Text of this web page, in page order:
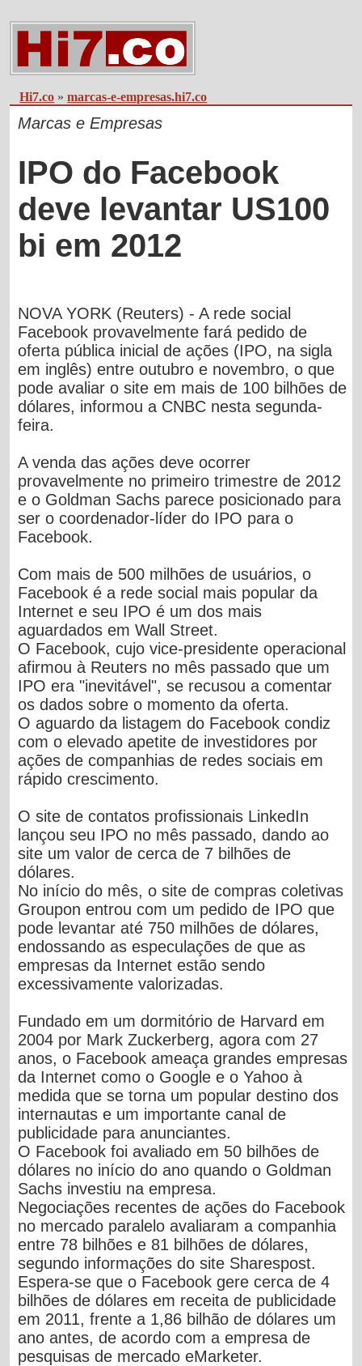
Hi7.co »marcas-e-empresas.hi7.co
Marcas e Empresas
IPO do Facebook
deve levantar US100
bi em 2012
NOVA YORK (Reuters) - A rede social
Facebook provavelmente fará pedido de
oferta pública inicial de ações (IPO, na sigla
em inglês) entre outubro e novembro, o que
pode avaliar o site em mais de 100 bilhões de
dólares, informou a CNBC nesta segunda-
feira.
A venda das ações deve ocorrer
provavelmente no primeiro trimestre de 2012
e o Goldman Sachs parece posicionado para
ser o coordenador-líder do IPO para o
Facebook.
Com mais de 500 milhões de usuários, o
Facebook é a rede social mais popular da
Internet e seu IPO é um dos mais
aguardados em Wall Street.
O Facebook, cujo vice-presidente operacional
afirmou à Reuters no mês passado que um
IPO era "inevitável", se recusou a comentar
os dados sobre o momento da oferta.
O aguardo da listagem do Facebook condiz
com o elevado apetite de investidores por
ações de companhias de redes sociais em
rápido crescimento.
O site de contatos profissionais LinkedIn
lançou seu IPO no mês passado, dando ao
site um valor de cerca de 7 bilhões de
dólares.
No início do mês, o site de compras coletivas
Groupon entrou com um pedido de IPO que
pode levantar até 750 milhões de dólares,
endossando as especulações de que as
empresas da Internet estão sendo
excessivamente valorizadas.
Fundado em um dormitório de Harvard em
2004 por Mark Zuckerberg, agora com 27
anos, o Facebook ameaça grandes empresas
da Internet como o Google e o Yahoo à
medida que se torna um popular destino dos
internautas e um importante canal de
publicidade para anunciantes.
O Facebook foi avaliado em 50 bilhões de
dólares no início do ano quando o Goldman
Sachs investiu na empresa.
Negociações recentes de ações do Facebook
no mercado paralelo avaliaram a companhia
entre 78 bilhões e 81 bilhões de dólares,
segundo informações do site Sharespost.
Espera-se que o Facebook gere cerca de 4
bilhões de dólares em receita de publicidade
em 2011, frente a 1,86 bilhão de dólares um
ano antes, de acordo com a empresa de
pesquisas de mercado eMarketer.